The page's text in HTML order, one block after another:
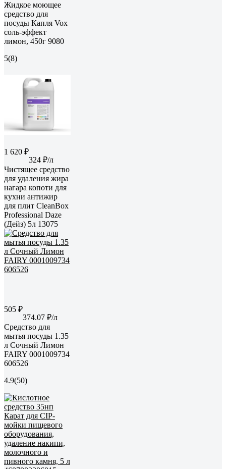
Жидкое моющее
средство для
посуды Капля Vox
соль-эффект
лимон, 450г 9080
5(8)
1 620 ₽
324 ₽/л
Чистящее средство
для удаления жира
нагара копоти для
кухни антижир
для плит CleanBox
Professional Daze
(Дейз) 5л 13075
505 ₽
374.07 ₽/л
Средство для
мытья посуды 1.35
л Сочный Лимон
FAIRY 0001009734
606526
4.9(50)